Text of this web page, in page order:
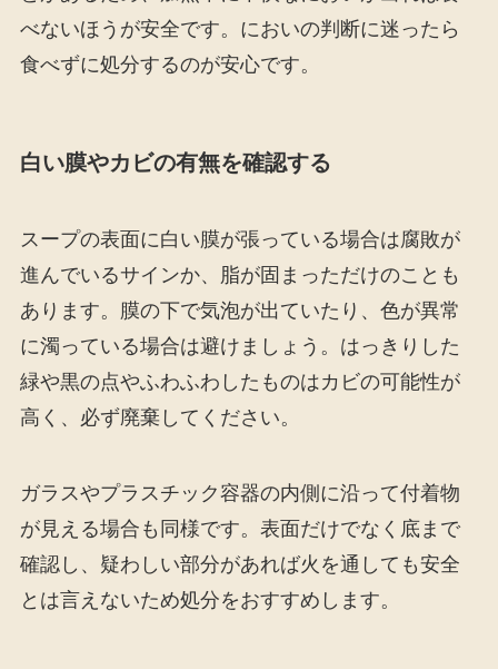
べないほうが安全です。においの判断に迷ったら
食べずに処分するのが安心です。
白い膜やカビの有無を確認する
スープの表面に白い膜が張っている場合は腐敗が
進んでいるサインか、脂が固まっただけのことも
あります。膜の下で気泡が出ていたり、色が異常
に濁っている場合は避けましょう。はっきりした
緑や黒の点やふわふわしたものはカビの可能性が
高く、必ず廃棄してください。
ガラスやプラスチック容器の内側に沿って付着物
が見える場合も同様です。表面だけでなく底まで
確認し、疑わしい部分があれば火を通しても安全
とは言えないため処分をおすすめします。